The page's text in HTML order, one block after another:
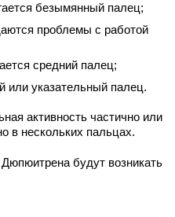
безымянный палец;
проблемы с работой
средний палец;
или указательный палец.
активность частично или
в нескольких пальцах.
будут возникать